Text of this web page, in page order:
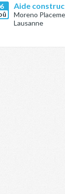
Aide
Moreno
Lausanne